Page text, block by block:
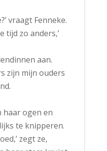
vraagt Fenneke.
tijd zo anders,’
aan.
zijn mijn ouders
haar ogen en
te knipperen.
zegt ze,